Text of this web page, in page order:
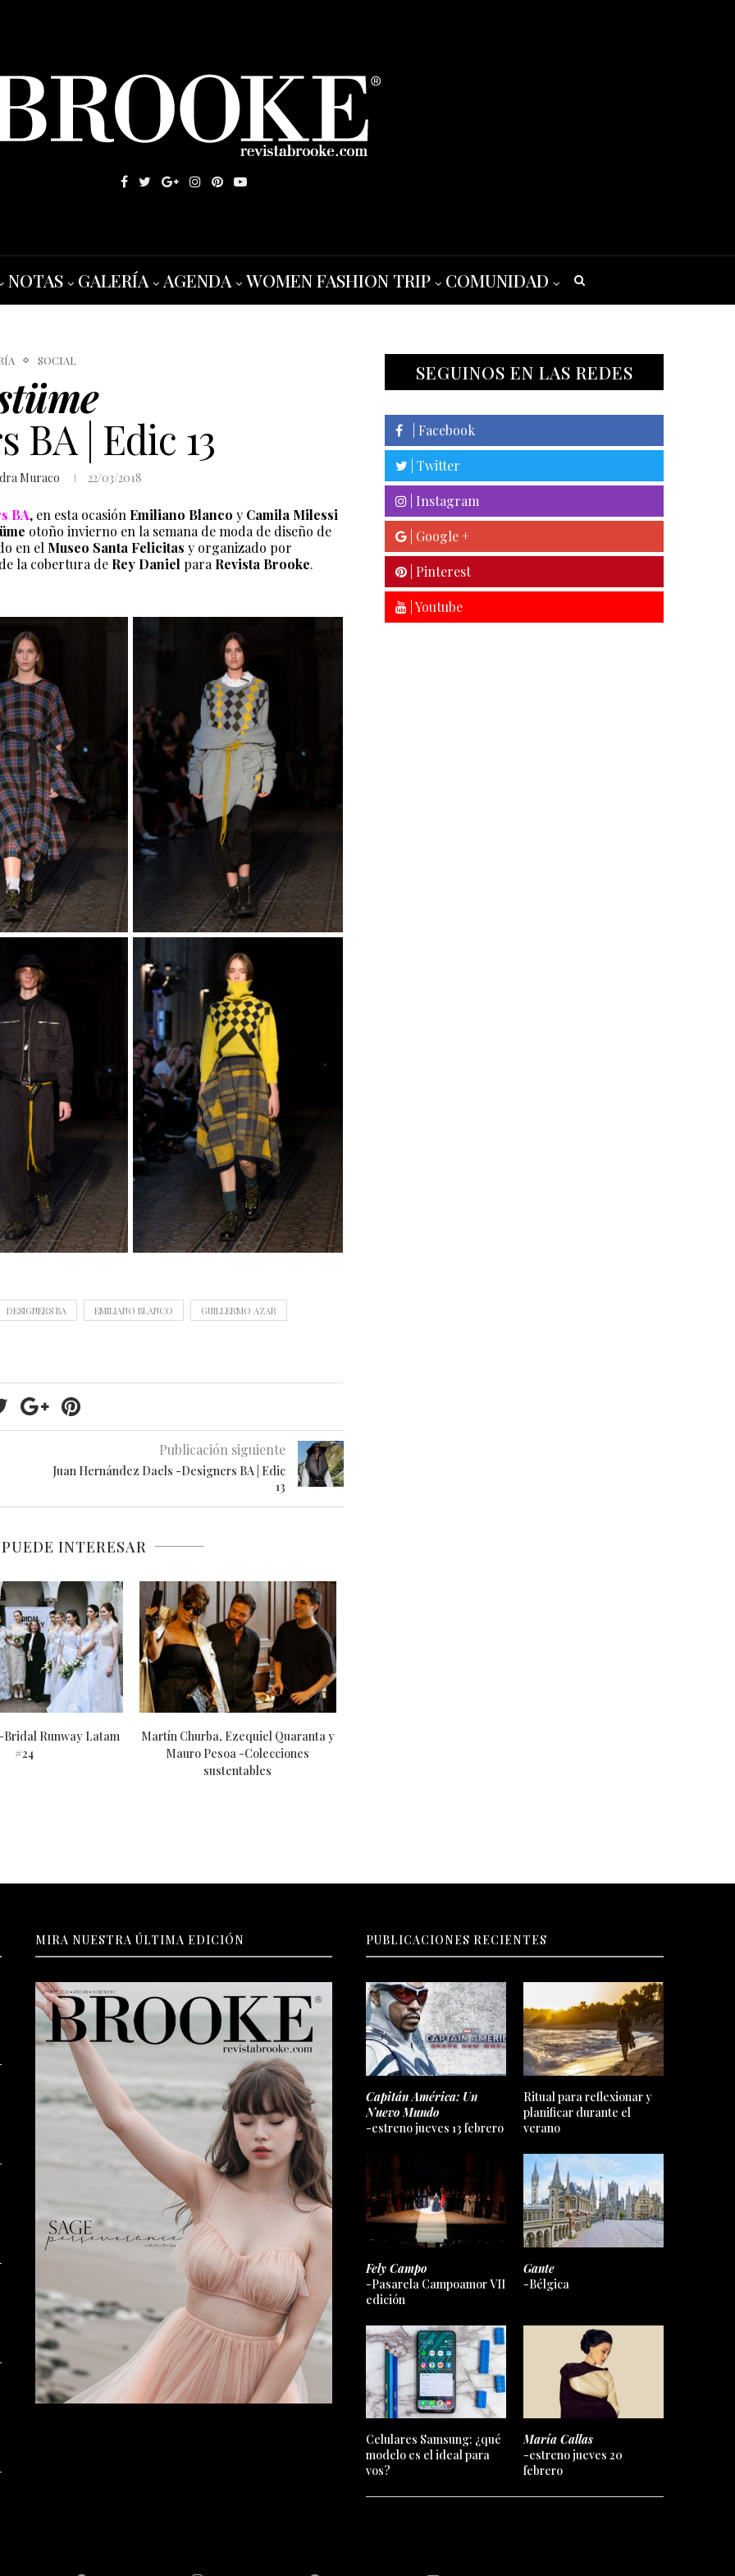
NOTAS GALERÍA AGENDA WOMEN FASHION TRIP COMUNIDAD
SOCIAL
BA | Edic 13
Muraco 22/03/2018
BA, en esta ocasión Emiliano Blanco y Camila Milessi
otoño invierno en la semana de moda de diseño de
en el Museo Santa Felicitas y organizado por
la cobertura de Rey Daniel para Revista Brooke.
DESIGNERS BA EMILIANO BLANCO GUILLERMO AZAR
Publicación siguiente
Juan Hernández Daels -Designers BA | Edic
13
INTERESAR
Colección ConectARTE Dante Boni -ARFW 62º
SEGUINOS EN LAS REDES
| Facebook
| Twitter
| Instagram
| Google +
| Pinterest
| Youtube
Capitán América: Un
Nuevo Mundo
-estreno jueves 13 febrero
Ritual para reflexionar y
planificar durante el
verano
Fely Campo
-Pasarela Campoamor VII
edición
Gante
-Bélgica
Celulares Samsung: ¿qué
modelo es el ideal para
vos?
María Callas
-estreno jueves 20
febrero